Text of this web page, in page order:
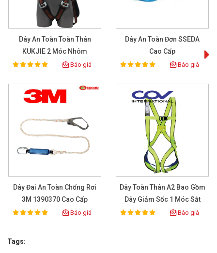
Dây An Toàn Toàn Thân
KUKJIE 2 Móc Nhôm
Rating:
100% Báo giá
Dây An Toàn Đơn SSEDA
Cao Cấp
Rating:
100% Báo giá
Dây Đai An Toàn Chống Rơi
3M 1390370 Cao Cấp
Rating:
100% Báo giá
Dây Toàn Thân A2 Bao Gồm
Dây Giảm Sốc 1 Móc Sắt
COVB-206141
Rating:
100% Báo giá
Tags: